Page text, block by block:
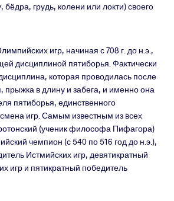
грудь, колени или локти) своего
игр, начиная с 708 г. до н.э.,
дисциплиной пятиборья. Фактически
которая проводилась после
прыжка в длину и забега, и именно она
пятиборья, единственного
игр. Самым известным из всех
(ученик философа Пифагора)
чемпион (с 540 по 516 год до н.э.),
Истмийских игр, девятикратный
игр и пятикратный победитель